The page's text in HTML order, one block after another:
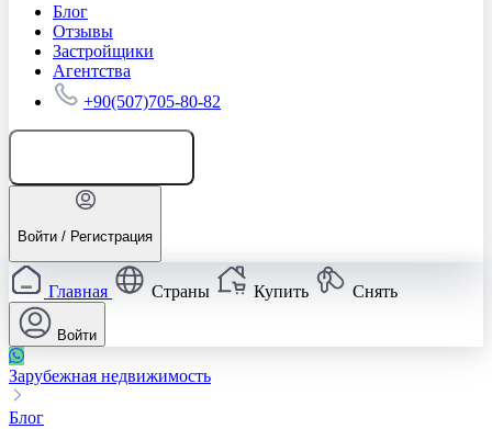
Блог
Отзывы
Застройщики
Агентства
+90(507)705-80-82
Войти / Регистрация
Главная Страны Купить Снять
Войти
Зарубежная недвижимость
Блог